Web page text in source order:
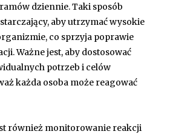
dziennie. Taki sposób
aby utrzymać wysokie
co sprzyja poprawie
Ważne jest, aby dostosować
potrzeb i celów
każda osoba może reagować
również monitorowanie reakcji